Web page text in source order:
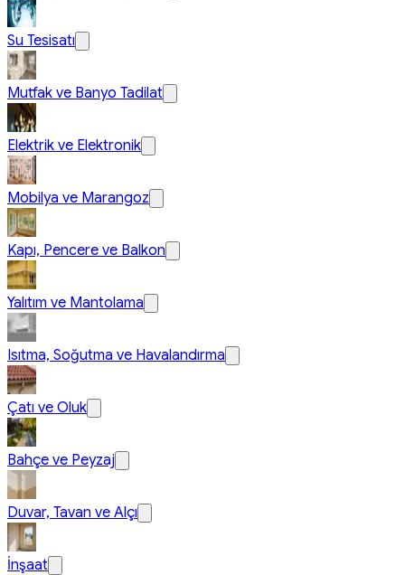
Su Tesisatı
Mutfak ve Banyo Tadilat
Elektrik ve Elektronik
Mobilya ve Marangoz
Kapı, Pencere ve Balkon
Yalıtım ve Mantolama
Isıtma, Soğutma ve Havalandırma
Çatı ve Oluk
Bahçe ve Peyzaj
Duvar, Tavan ve Alçı
İnşaat